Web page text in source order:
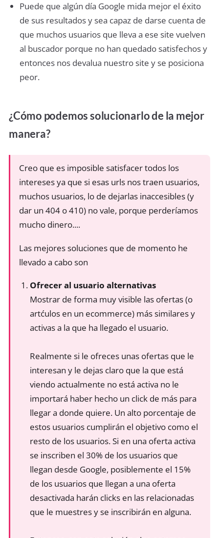
Puede que algún día Google mida mejor el éxito
de sus resultados y sea capaz de darse cuenta de
que muchos usuarios que lleva a ese site vuelven
al buscador porque no han quedado satisfechos y
entonces nos devalua nuestro site y se posiciona
peor.
¿Cómo podemos solucionarlo de la mejor
manera?
Creo que es imposible satisfacer todos los
intereses ya que si esas urls nos traen usuarios,
muchos usuarios, lo de dejarlas inaccesibles (y
dar un 404 o 410) no vale, porque perderíamos
mucho dinero....
Las mejores soluciones que de momento he
llevado a cabo son
Ofrecer al usuario alternativas
Mostrar de forma muy visible las ofertas (o
artćulos en un ecommerce) más similares y
activas a la que ha llegado el usuario.
Realmente si le ofreces unas ofertas que le
interesan y le dejas claro que la que está
viendo actualmente no está activa no le
importará haber hecho un click de más para
llegar a donde quiere. Un alto porcentaje de
estos usuarios cumplirán el objetivo como el
resto de los usuarios. Si en una oferta activa
se inscriben el 30% de los usuarios que
llegan desde Google, posiblemente el 15%
de los usuarios que llegan a una oferta
desactivada harán clicks en las relacionadas
que le muestres y se inscribirán en alguna.